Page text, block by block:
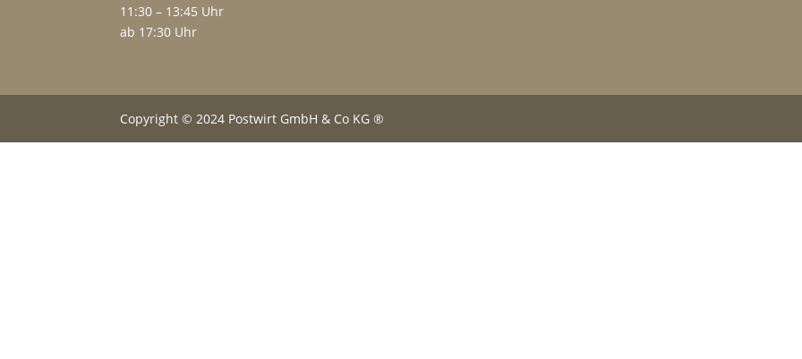
11:30 – 13:45 Uhr
ab 17:30 Uhr
Copyright © 2024 Postwirt GmbH & Co KG ®